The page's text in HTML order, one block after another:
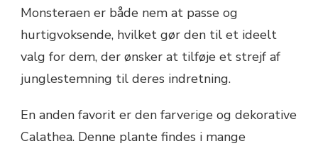
Monsteraen er både nem at passe og
hurtigvoksende, hvilket gør den til et ideelt
valg for dem, der ønsker at tilføje et strejf af
junglestemning til deres indretning.
En anden favorit er den farverige og dekorative
Calathea. Denne plante findes i mange